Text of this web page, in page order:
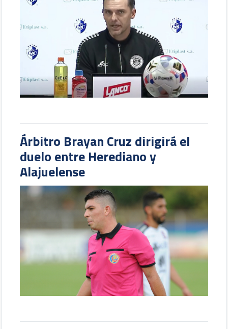
Árbitro Brayan Cruz dirigirá el
duelo entre Herediano y
Alajuelense